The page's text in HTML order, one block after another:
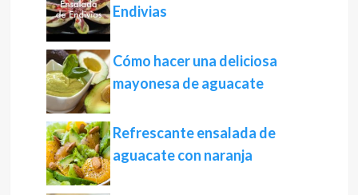
Endivias
Cómo hacer una deliciosa
mayonesa de aguacate
Refrescante ensalada de
aguacate con naranja